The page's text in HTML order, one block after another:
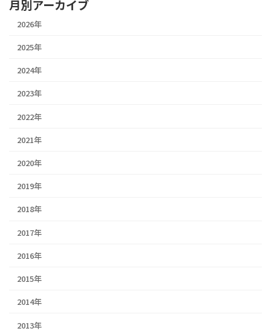
月別アーカイブ
2026年
2025年
2024年
2023年
2022年
2021年
2020年
2019年
2018年
2017年
2016年
2015年
2014年
2013年